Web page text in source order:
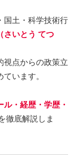
国土・科学技術行
さいとう てつ
視点からの政策立
います。
・経歴・学歴・
徹底解説しま